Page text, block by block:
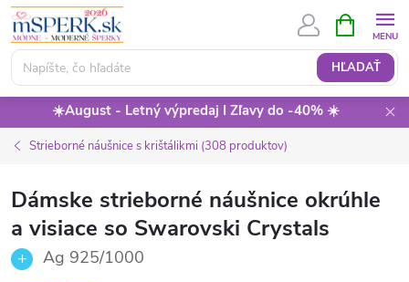
Prejsť
obsah
HĽADAŤ
KOŠÍK
☀️August - Letný výpredaj I Zľavy do -40% ☀️
Strieborné náušnice s krištálikmi (308 produktov)
Dámske strieborné náušnice okrúhle
a visiace so Swarovski Crystals
Ag 925/1000